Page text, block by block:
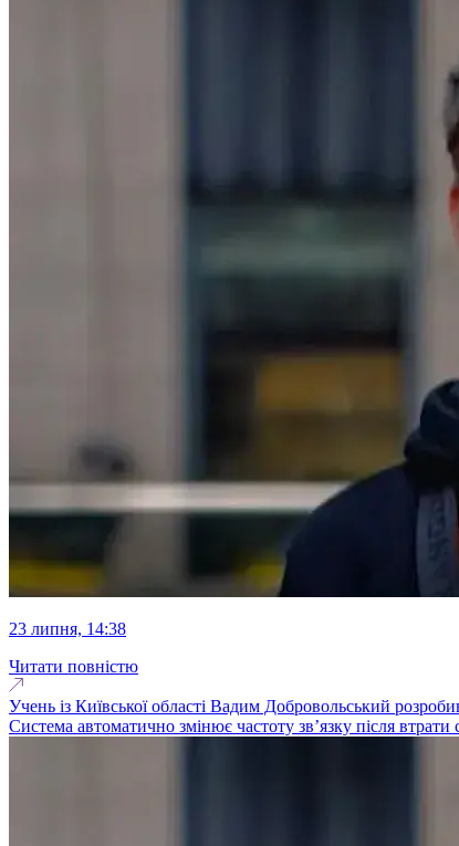
23 липня, 14:38
Читати повністю
Учень із Київської області Вадим Добровольський
Система автоматично змінює частоту зв’язку після